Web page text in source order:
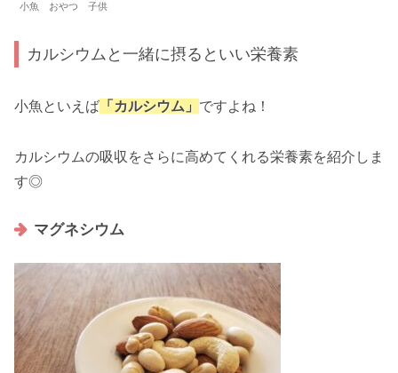
小魚 おやつ 子供
カルシウムと一緒に摂るといい栄養素
小魚といえば 「カルシウム」 ですよね！
カルシウムの吸収をさらに高めてくれる栄養素を紹介しま
す◎
マグネシウム